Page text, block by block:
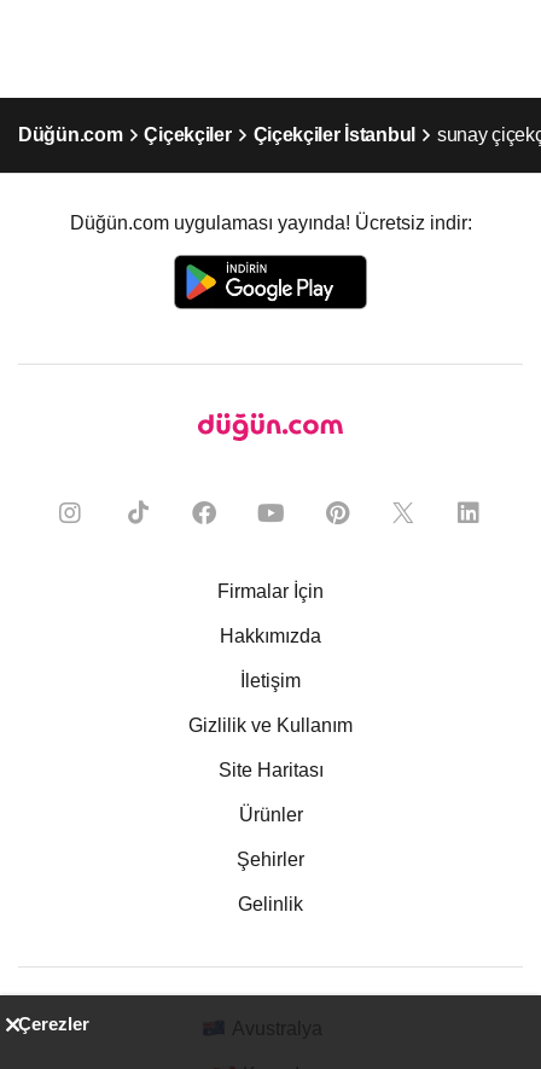
Düğün.com Çiçekçiler Çiçekçiler İstanbul sunay
Düğün.com uygulaması yayında! Ücretsiz indir:
Firmalar İçin
Hakkımızda
İletişim
Gizlilik ve Kullanım
Site Haritası
Ürünler
Şehirler
Gelinlik
Çerezler